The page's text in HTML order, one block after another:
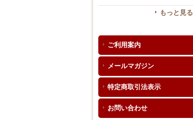
もっと見る
ご利用案内
メールマガジン
特定商取引法表示
お問い合わせ